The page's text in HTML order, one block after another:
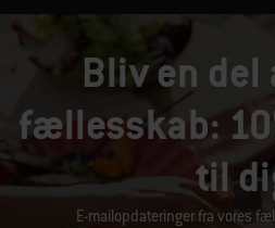
Bliv en del
fællesskab:
til
E-mailopdateringer fra vores